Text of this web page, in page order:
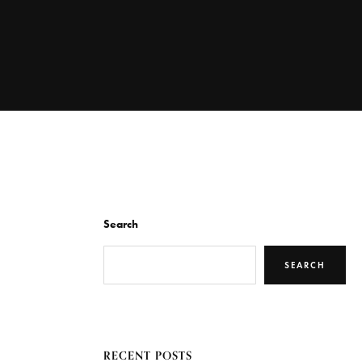
Search
SEARCH
RECENT POSTS